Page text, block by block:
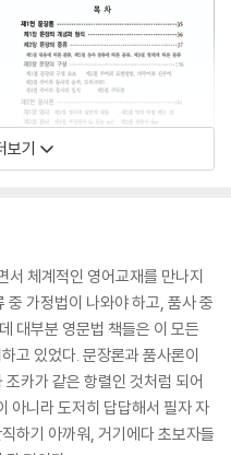
보기
서 체계적인 영어교재를 만나지
중 가정법이 나와야 하고, 품사 중
대부분 영문법 책들은 이 모든
고 있었다. 문장론과 품사론이
카가 같은 항렬인 것처럼 되어
아니라 도저히 답답해서 필자 자
하기 아까워, 거기에다 초보자들